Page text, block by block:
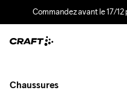
Commandez avant le 17/
CTM Ultra
Chaussures